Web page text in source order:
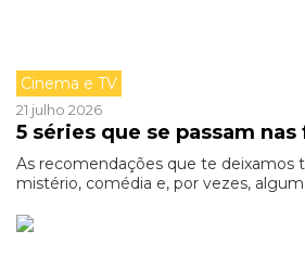
Cinema e TV
21 julho 2026
5 séries que se passam
As recomendações que te deixamos
mistério, comédia e, por vezes,